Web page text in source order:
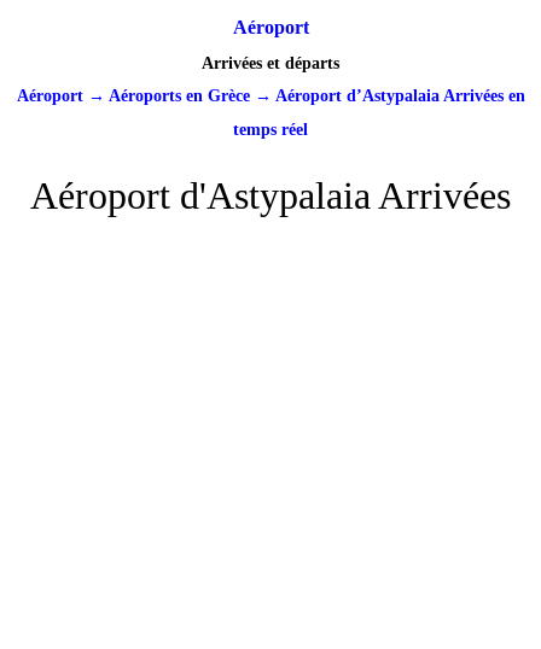
Aéroport
Arrivées et départs
Aéroport→ Aéroports en Grèce→ Aéroport d’Astypalaia Arrivées en
temps réel
Aéroport d'Astypalaia Arrivées